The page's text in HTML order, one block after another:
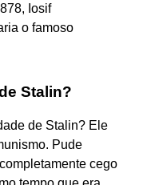
Iosif
o famoso
Stalin?
de Stalin? Ele
Pude
cego